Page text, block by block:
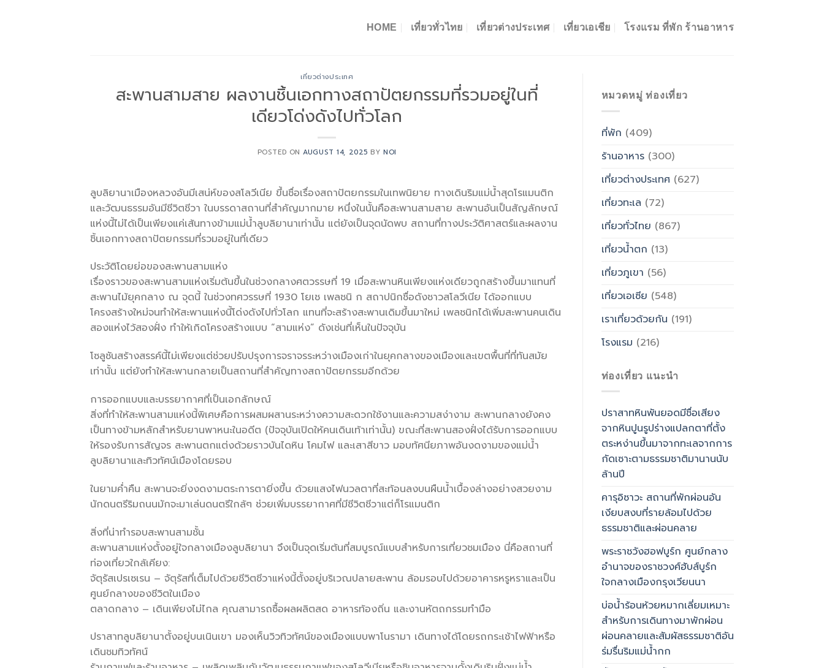
HOME เที่ยวทั่วไทย เที่ยวต่างประเทศ เที่ยวเอเชีย โรงแรม ที่พัก ร้านอาหาร
เที่ยวต่างประเทศ
สะพานสามสาย ผลงานชิ้นเอกทางสถาปัตยกรรมที่รวมอยู่ในที่
เดียวโด่งดังไปทั่วโลก
POSTED ONAUGUST 14, 2025 BYNOI
ลูบลิยานาเมืองหลวงอันมีเสน่ห์ของสโลวีเนีย ขึ้นชื่อเรื่องสถาปัตยกรรมในเทพนิยาย ทางเดินริมแม่น้ำสุดโรแมนติก
และวัฒนธรรมอันมีชีวิตชีวา ในบรรดาสถานที่สำคัญมากมาย หนึ่งในนั้นคือสะพานสามสาย สะพานอันเป็นสัญลักษณ์
แห่งนี้ไม่ได้เป็นเพียงแค่เส้นทางข้ามแม่น้ำลูบลิยานาเท่านั้น แต่ยังเป็นจุดนัดพบ สถานที่ทางประวัติศาสตร์และผลงาน
ชิ้นเอกทางสถาปัตยกรรมที่รวมอยู่ในที่เดียว
ประวัติโดยย่อของสะพานสามแห่ง
เรื่องราวของสะพานสามแห่งเริ่มต้นขึ้นในช่วงกลางศตวรรษที่ 19 เมื่อสะพานหินเพียงแห่งเดียวถูกสร้างขึ้นมาแทนที่
สะพานไม้ยุคกลาง ณ จุดนี้ ในช่วงทศวรรษที่ 1930 โยเช เพลชนิ ก สถาปนิกชื่อดังชาวสโลวีเนีย ได้ออกแบบ
โครงสร้างใหม่จนทำให้สะพานแห่งนี้โด่งดังไปทั่วโลก แทนที่จะสร้างสะพานเดิมขึ้นมาใหม่ เพลชนิกได้เพิ่มสะพานคนเดิน
สองแห่งไว้สองฝั่ง ทำให้เกิดโครงสร้างแบบ “สามแห่ง” ดังเช่นที่เห็นในปัจจุบัน
โซลูชันสร้างสรรค์นี้ไม่เพียงแต่ช่วยปรับปรุงการจราจรระหว่างเมืองเก่าในยุคกลางของเมืองและเขตพื้นที่ที่ทันสมัย
เท่านั้น แต่ยังทำให้สะพานกลายเป็นสถานที่สำคัญทางสถาปัตยกรรมอีกด้วย
การออกแบบและบรรยากาศที่เป็นเอกลักษณ์
สิ่งที่ทำให้สะพานสามแห่งนี้พิเศษคือการผสมผสานระหว่างความสะดวกใช้งานและความสง่างาม สะพานกลางยังคง
เป็นทางข้ามหลักสำหรับยานพาหนะในอดีต (ปัจจุบันเปิดให้คนเดินเท้าเท่านั้น) ขณะที่สะพานสองฝั่งได้รับการออกแบบ
ให้รองรับการสัญจร สะพานตกแต่งด้วยราวบันไดหิน โคมไฟ และเสาสีขาว มอบทัศนียภาพอันงดงามของแม่น้ำ
ลูบลิยานาและทิวทัศน์เมืองโดยรอบ
ในยามค่ำคืน สะพานจะยิ่งงดงามตระการตายิ่งขึ้น ด้วยแสงไฟนวลตาที่สะท้อนลงบนผืนน้ำเบื้องล่างอย่างสวยงาม
นักดนตรีริมถนนมักจะมาเล่นดนตรีใกล้ๆ ช่วยเพิ่มบรรยากาศที่มีชีวิตชีวาแต่ก็โรแมนติก
สิ่งที่น่าทำรอบสะพานสามชั้น
สะพานสามแห่งตั้งอยู่ใจกลางเมืองลูบลิยานา จึงเป็นจุดเริ่มต้นที่สมบูรณ์แบบสำหรับการเที่ยวชมเมือง นี่คือสถานที่
ท่องเที่ยวใกล้เคียง:
จัตุรัสเปรเซเรน – จัตุรัสที่เต็มไปด้วยชีวิตชีวาแห่งนี้ตั้งอยู่บริเวณปลายสะพาน ล้อมรอบไปด้วยอาคารหรูหราและเป็น
ศูนย์กลางของชีวิตในเมือง
ตลาดกลาง – เดินเพียงไม่ไกล คุณสามารถซื้อผลผลิตสด อาหารท้องถิ่น และงานหัตถกรรมทำมือ
ปราสาทลูบลิยานาตั้งอยู่บนเนินเขา มองเห็นวิวทิวทัศน์ของเมืองแบบพาโนรามา เดินทางได้โดยรถกระเช้าไฟฟ้าหรือ
เดินชมทิวทัศน์
หมวดหมู่ ท่องเที่ยว
ที่พัก (409)
ร้านอาหาร(300)
เที่ยวต่างประเทศ(627)
เที่ยวทะเล (72)
เที่ยวทั่วไทย (867)
เที่ยวน้ำตก (13)
เที่ยวภูเขา (56)
เที่ยวเอเซีย (548)
เราเที่ยวด้วยกัน (191)
โรงแรม (216)
ท่องเที่ยว แนะนำ
ปราสาทหินพันยอดมีชื่อเสียง
จากหินปูนรูปร่างแปลกตาที่ตั้ง
ตระหง่านขึ้นมาจากทะเลจากการ
กัดเซาะตามธรรมชาติมานานนับ
ล้านปี
คารุอิซาวะ สถานที่พักผ่อนอัน
เงียบสงบที่รายล้อมไปด้วย
ธรรมชาติและผ่อนคลาย
พระราชวังฮอฟบูร์ก ศูนย์กลาง
อำนาจของราชวงศ์ฮับส์บูร์ก
ใจกลางเมืองกรุงเวียนนา
บ่อน้ำร้อนห้วยหมากเลี่ยมเหมาะ
สำหรับการเดินทางมาพักผ่อน
ผ่อนคลายและสัมผัสธรรมชาติอัน
ร่มรื่นริมแม่น้ำกก